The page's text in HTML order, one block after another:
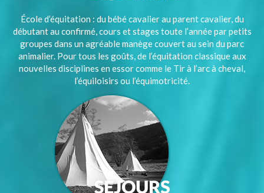
École d’équitation : du bébé cavalier au parent cavalier, du
débutant au confirmé, cours et stages toute l’année par petits
groupes dans un agréable manège couvert au sein du parc
animalier. Pour tous les goûts, de l’équitation classique aux
nouvelles disciplines en essor comme le Tir à l’arc à cheval,
l’équiloisirs ou l’équimotricité.